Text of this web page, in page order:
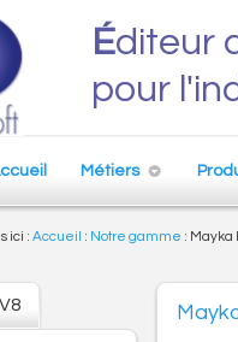
Éditeur
pour
Métiers
ici : Accueil : Notre gamme : Mayka
V8